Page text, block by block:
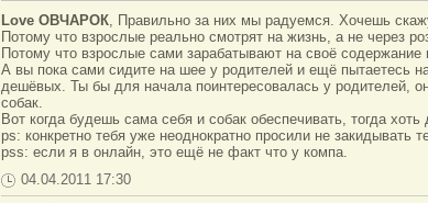
Love ОВЧАРОК, Правильно за них мы радуемся. Хочешь
Потому что взрослые реально смотрят на жизнь, а не через
Потому что взрослые сами зарабатывают на своё содержание
А вы пока сами сидите на шее у родителей и ещё пытаетесь
дешёвых. Ты бы для начала поинтересовалась у родителей,
собак.
Вот когда будешь сама себя и собак обеспечивать, тогда
ps: конкретно тебя уже неоднократно просили не
pss: если я в онлайн, это ещё не факт что у компа.
04.04.2011 17:30